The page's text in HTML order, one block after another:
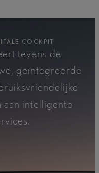
COCKPIT
tevens de
geïntegreerde
aan intelligente